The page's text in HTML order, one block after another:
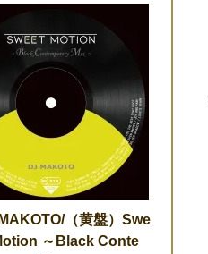
（黄盤）Swe
～Black Conte